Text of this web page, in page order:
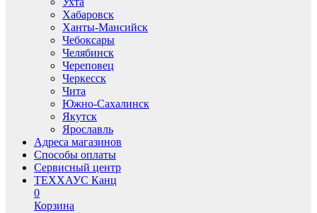
Хабаровск
Ханты-Мансийск
Чебоксары
Челябинск
Череповец
Черкесск
Чита
Южно-Сахалинск
Якутск
Ярославль
Адреса магазинов
Способы оплаты
Сервисный центр
ТЕХХАУС Канц
0
Корзина